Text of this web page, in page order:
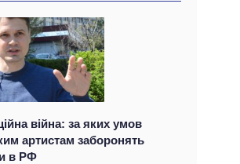
війна: за яких умов
артистам заборонять
в РФ